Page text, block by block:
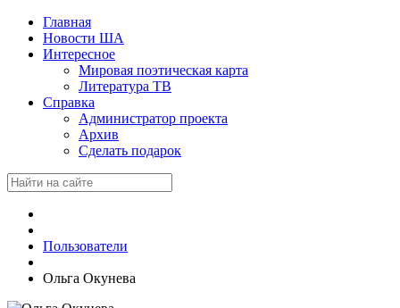
Главная
Новости ША
Интересное
Мировая поэтическая карта
Литература ТВ
Справка
Администратор проекта
Архив
Сделать подарок
Пользователи
Ольга Окунева